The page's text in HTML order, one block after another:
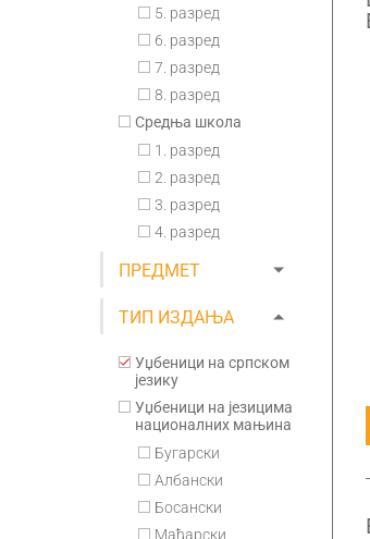
5. разред
6. разред
7. разред
8. разред
Средња школа
1. разред
2. разред
3. разред
4. разред
ПРЕДМЕТ
ТИП ИЗДАЊА
Уџбеници на српском
језику
Уџбеници на језицима
националних мањина
Бугарски
Албански
Босански
Мађарски